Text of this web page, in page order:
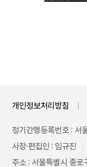
개인정보처리방침
정기간행등록번호 :
사장·편집인 : 임규진
주소 : 서울특별시 종